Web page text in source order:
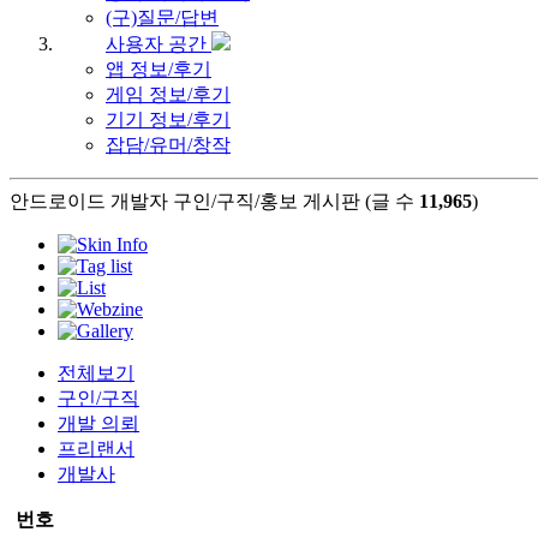
(구)질문/답변
사용자 공간
앱 정보/후기
게임 정보/후기
기기 정보/후기
잡담/유머/창작
안드로이드 개발자 구인/구직/홍보 게시판 (글 수 11,965)
전체보기
구인/구직
개발 의뢰
프리랜서
개발사
번호